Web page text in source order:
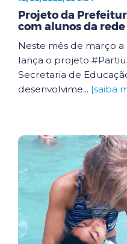
Projeto da
com alunos da
Neste mês de março
lança o projeto
Secretaria de
desenvolvime... [saiba